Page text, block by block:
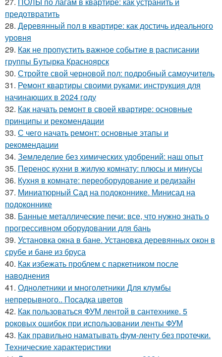
предотвратить
28. Деревянный пол в квартире: как достичь идеального
уровня
29. Как не пропустить важное событие в расписании
группы Бутырка Красноярск
30. Стройте свой черновой пол: подробный самоучитель
31. Ремонт квартиры своими руками: инструкция для
начинающих в 2024 году
32. Как начать ремонт в своей квартире: основные
принципы и рекомендации
33. С чего начать ремонт: основные этапы и
рекомендации
34. Земледелие без химических удобрений: наш опыт
35. Перенос кухни в жилую комнату: плюсы и минусы
36. Кухня в комнате: переоборудование и редизайн
37. Миниатюрный Сад на подоконнике. Минисад на
подоконнике
38. Банные металлические печи: все, что нужно знать о
прогрессивном оборудовании для бань
39. Установка окна в бане. Установка деревянных окон в
срубе и бане из бруса
40. Как избежать проблем с паркетником после
наводнения
41. Однолетники и многолетники Для клумбы
непрерывного.. Посадка цветов
42. Как пользоваться ФУМ лентой в сантехнике. 5
роковых ошибок при использовании ленты ФУМ
43. Как правильно наматывать фум-ленту без протечки.
Технические характеристики